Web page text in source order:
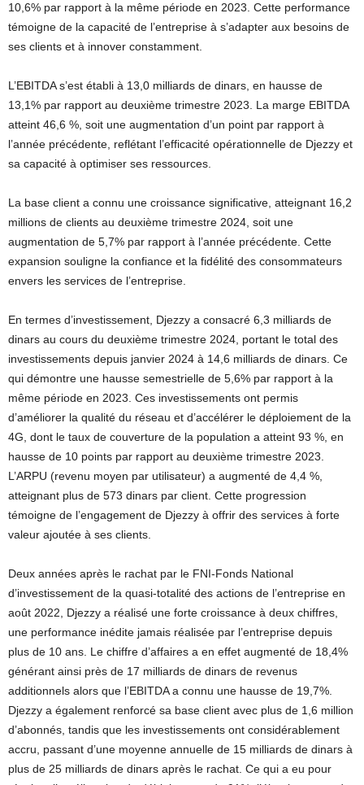
10,6% par rapport à la même période en 2023. Cette performance
témoigne de la capacité de l’entreprise à s’adapter aux besoins de
ses clients et à innover constamment.
L’EBITDA s’est établi à 13,0 milliards de dinars, en hausse de
13,1% par rapport au deuxième trimestre 2023. La marge EBITDA
atteint 46,6 %, soit une augmentation d’un point par rapport à
l’année précédente, reflétant l’efficacité opérationnelle de Djezzy et
sa capacité à optimiser ses ressources.
La base client a connu une croissance significative, atteignant 16,2
millions de clients au deuxième trimestre 2024, soit une
augmentation de 5,7% par rapport à l’année précédente. Cette
expansion souligne la confiance et la fidélité des consommateurs
envers les services de l’entreprise.
En termes d’investissement, Djezzy a consacré 6,3 milliards de
dinars au cours du deuxième trimestre 2024, portant le total des
investissements depuis janvier 2024 à 14,6 milliards de dinars. Ce
qui démontre une hausse semestrielle de 5,6% par rapport à la
même période en 2023. Ces investissements ont permis
d’améliorer la qualité du réseau et d’accélérer le déploiement de la
4G, dont le taux de couverture de la population a atteint 93 %, en
hausse de 10 points par rapport au deuxième trimestre 2023.
L’ARPU (revenu moyen par utilisateur) a augmenté de 4,4 %,
atteignant plus de 573 dinars par client. Cette progression
témoigne de l’engagement de Djezzy à offrir des services à forte
valeur ajoutée à ses clients.
Deux années après le rachat par le FNI-Fonds National
d’investissement de la quasi-totalité des actions de l’entreprise en
août 2022, Djezzy a réalisé une forte croissance à deux chiffres,
une performance inédite jamais réalisée par l’entreprise depuis
plus de 10 ans. Le chiffre d’affaires a en effet augmenté de 18,4%
générant ainsi près de 17 milliards de dinars de revenus
additionnels alors que l’EBITDA a connu une hausse de 19,7%.
Djezzy a également renforcé sa base client avec plus de 1,6 million
d’abonnés, tandis que les investissements ont considérablement
accru, passant d’une moyenne annuelle de 15 milliards de dinars à
plus de 25 milliards de dinars après le rachat. Ce qui a eu pour